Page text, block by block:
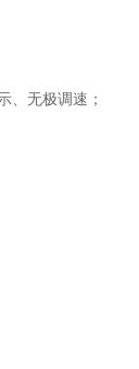
、无极调速；